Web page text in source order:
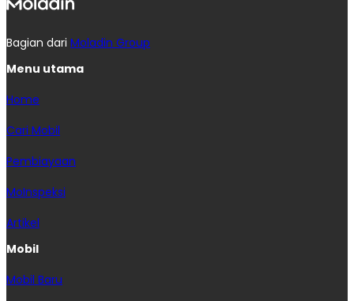
Bagian dari Moladin Group
Menu utama
Home
Cari Mobil
Pembiayaan
MoInspeksi
Artikel
Mobil
Mobil Baru